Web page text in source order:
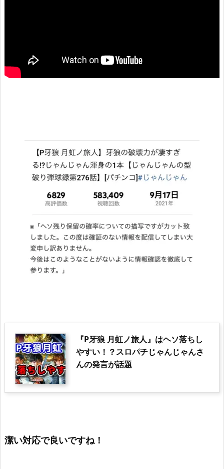
『P牙狼 月虹ノ旅人』はヘソ落ちし
やすい！？スロパチじゃんじゃんさ
んの発言が話題
潔い対応で良いですね！